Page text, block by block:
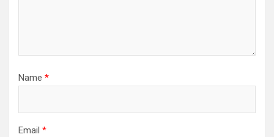
Name *
Email *